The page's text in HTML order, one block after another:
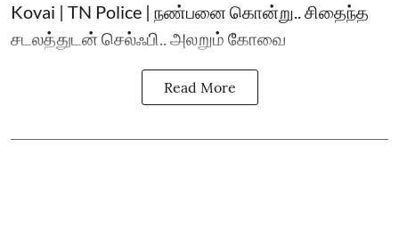
Kovai | TN Police | நண்பனை கொன்று.. சிதைந்த
சடலத்துடன் செல்ஃபி.. அலறும் கோவை
Read More